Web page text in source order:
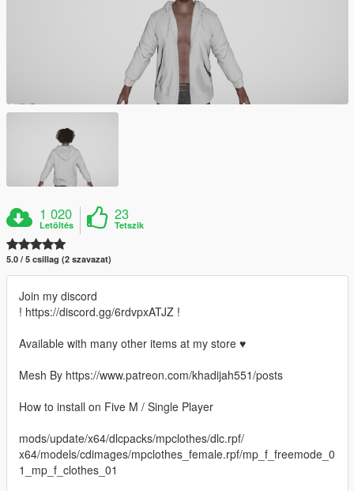
1 020
Letöltés
23
Tetszik
5.0 / 5 csillag (2 szavazat)
Join my discord
! https://discord.gg/6rdvpxATJZ !
Available with many other items at my store ♥
Mesh By https://www.patreon.com/khadijah551/posts
How to install on Five M / Single Player
mods/update/x64/dlcpacks/mpclothes/dlc.rpf/
x64/models/cdimages/mpclothes_female.rpf/mp_f_freemode_0
1_mp_f_clothes_01